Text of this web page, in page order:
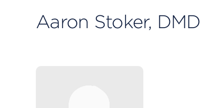
Aaron Stoker, DMD